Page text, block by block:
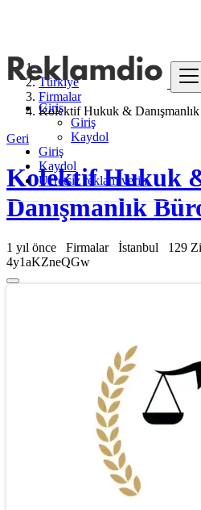
Giriş
Giriş
Kaydol
Giriş
Kaydol
Ücretsiz reklam verin
Türkiye
Firmalar
Kolektif Hukuk &
Geri
Kolektif Hukuk
Danışmanlık
1 yıl önce Firmalar İstanbul 129
4y1aKZneQGw